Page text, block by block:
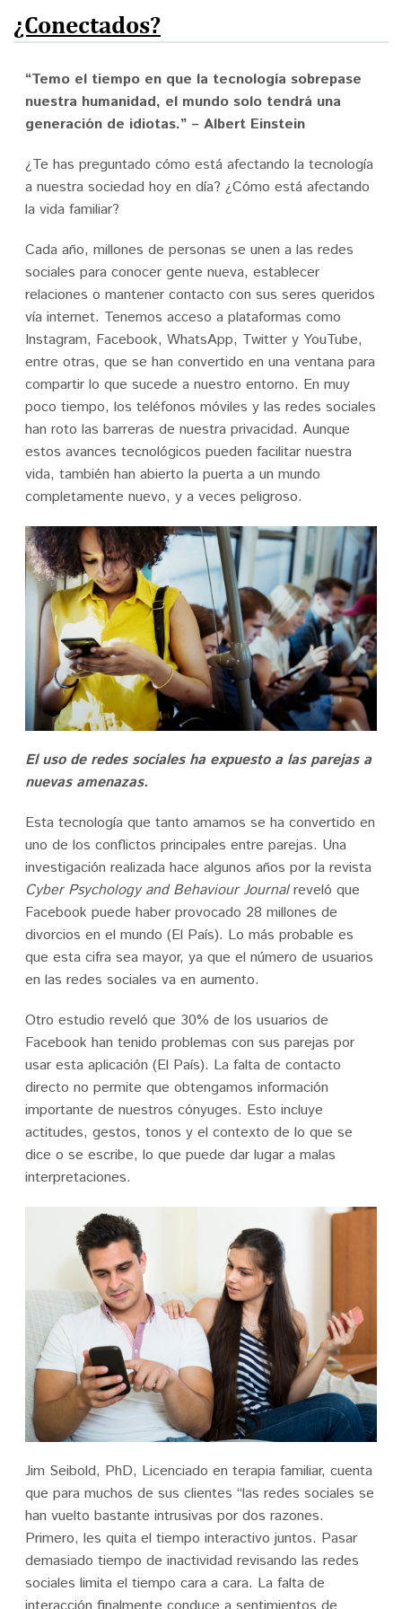
Donar
¿Conectados?
“Temo el tiempo en que la tecnología sobrepase
nuestra humanidad, el mundo solo tendrá una
generación de idiotas.” – Albert Einstein
¿Te has preguntado cómo está afectando la tecnología
a nuestra sociedad hoy en día? ¿Cómo está afectando
la vida familiar?
Cada año, millones de personas se unen a las redes
sociales para conocer gente nueva, establecer
relaciones o mantener contacto con sus seres queridos
vía internet. Tenemos acceso a plataformas como
Instagram, Facebook, WhatsApp, Twitter y YouTube,
entre otras, que se han convertido en una ventana para
compartir lo que sucede a nuestro entorno. En muy
poco tiempo, los teléfonos móviles y las redes sociales
han roto las barreras de nuestra privacidad. Aunque
estos avances tecnológicos pueden facilitar nuestra
vida, también han abierto la puerta a un mundo
completamente nuevo, y a veces peligroso.
El uso de redes sociales ha expuesto a las parejas a
nuevas amenazas.
Esta tecnología que tanto amamos se ha convertido en
uno de los conflictos principales entre parejas. Una
investigación realizada hace algunos años por la revista
Cyber Psychology and Behaviour Journalreveló que
Facebook puede haber provocado 28 millones de
divorcios en el mundo (El País). Lo más probable es
que esta cifra sea mayor, ya que el número de usuarios
en las redes sociales va en aumento.
Otro estudio reveló que 30% de los usuarios de
Facebook han tenido problemas con sus parejas por
usar esta aplicación (El País). La falta de contacto
directo no permite que obtengamos información
importante de nuestros cónyuges. Esto incluye
actitudes, gestos, tonos y el contexto de lo que se
dice o se escribe, lo que puede dar lugar a malas
interpretaciones.
Jim Seibold, PhD, Licenciado en terapia familiar, cuenta
que para muchos de sus clientes “las redes sociales se
han vuelto bastante intrusivas por dos razones.
Primero, les quita el tiempo interactivo juntos. Pasar
demasiado tiempo de inactividad revisando las redes
sociales limita el tiempo cara a cara. La falta de